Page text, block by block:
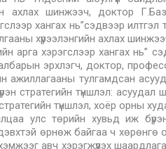
ахлах шинжээч, доктор
хангах нь”сэдвээр илтгэл
хүрээлэнгийн ахлах
арга хэрэгслээр хангах нь”
эрхлэгч, доктор,
тулгамдсан
стратегийн түншлэл: асуудал
түншлэл, хоёр орны
улс төрийн хувьд иж бүрэн
өрнөж байгаа ч хөрөнгө
авч хэрэгжүүлэх